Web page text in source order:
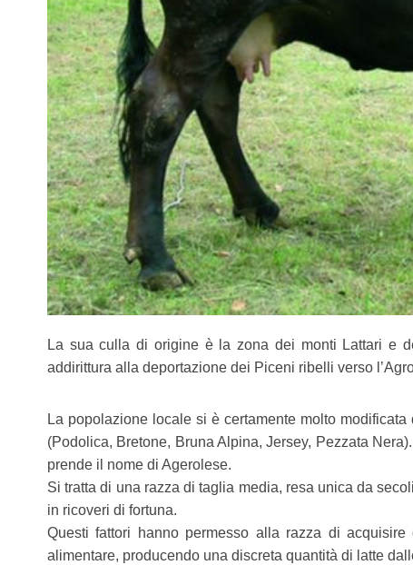
La sua culla di origine è la zona dei monti Lattari e
addirittura alla deportazione dei Piceni ribelli verso
La popolazione locale si è certamente molto
(Podolica, Bretone, Bruna Alpina, Jersey, Pezzata
prende il nome di Agerolese.
Si tratta di una razza di taglia media, resa unica da
in ricoveri di fortuna.
Questi fattori hanno permesso alla razza di
alimentare, producendo una discreta quantità di latte